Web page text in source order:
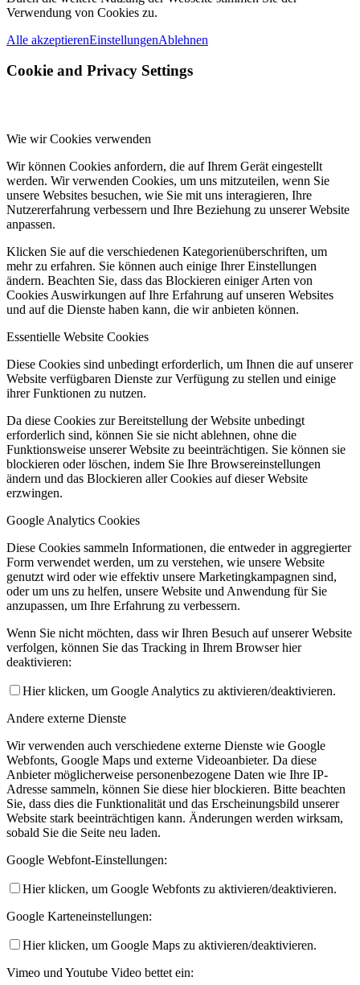
Verwendung von Cookies zu.
Alle akzeptierenEinstellungenAblehnen
Cookie and Privacy Settings
Wie wir Cookies verwenden
Wir können Cookies anfordern, die auf Ihrem Gerät eingestellt
werden. Wir verwenden Cookies, um uns mitzuteilen, wenn Sie
unsere Websites besuchen, wie Sie mit uns interagieren, Ihre
Nutzererfahrung verbessern und Ihre Beziehung zu unserer Website
anpassen.
Klicken Sie auf die verschiedenen Kategorienüberschriften, um
mehr zu erfahren. Sie können auch einige Ihrer Einstellungen
ändern. Beachten Sie, dass das Blockieren einiger Arten von
Cookies Auswirkungen auf Ihre Erfahrung auf unseren Websites
und auf die Dienste haben kann, die wir anbieten können.
Essentielle Website Cookies
Diese Cookies sind unbedingt erforderlich, um Ihnen die auf unserer
Website verfügbaren Dienste zur Verfügung zu stellen und einige
ihrer Funktionen zu nutzen.
Da diese Cookies zur Bereitstellung der Website unbedingt
erforderlich sind, können Sie sie nicht ablehnen, ohne die
Funktionsweise unserer Website zu beeinträchtigen. Sie können sie
blockieren oder löschen, indem Sie Ihre Browsereinstellungen
ändern und das Blockieren aller Cookies auf dieser Website
erzwingen.
Google Analytics Cookies
Diese Cookies sammeln Informationen, die entweder in aggregierter
Form verwendet werden, um zu verstehen, wie unsere Website
genutzt wird oder wie effektiv unsere Marketingkampagnen sind,
oder um uns zu helfen, unsere Website und Anwendung für Sie
anzupassen, um Ihre Erfahrung zu verbessern.
Wenn Sie nicht möchten, dass wir Ihren Besuch auf unserer Website
verfolgen, können Sie das Tracking in Ihrem Browser hier
deaktivieren:
Hier klicken, um Google Analytics zu aktivieren/deaktivieren.
Andere externe Dienste
Wir verwenden auch verschiedene externe Dienste wie Google
Webfonts, Google Maps und externe Videoanbieter. Da diese
Anbieter möglicherweise personenbezogene Daten wie Ihre IP-
Adresse sammeln, können Sie diese hier blockieren. Bitte beachten
Sie, dass dies die Funktionalität und das Erscheinungsbild unserer
Website stark beeinträchtigen kann. Änderungen werden wirksam,
sobald Sie die Seite neu laden.
Google Webfont-Einstellungen:
Hier klicken, um Google Webfonts zu aktivieren/deaktivieren.
Google Karteneinstellungen:
Hier klicken, um Google Maps zu aktivieren/deaktivieren.
Vimeo und Youtube Video bettet ein: